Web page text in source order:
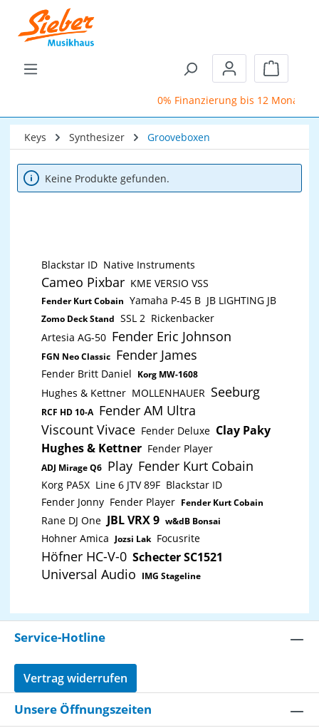
Zum Hauptinhalt springen
0% Finanzierung bis 12 Monate
Keys Synthesizer Grooveboxen
Keine Produkte gefunden.
Blackstar ID Native Instruments
Cameo Pixbar KME VERSIO VSS
Fender Kurt Cobain Yamaha P-45 B JB LIGHTING JB
Zomo Deck Stand SSL 2 Rickenbacker
Artesia AG-50 Fender Eric Johnson
FGN Neo Classic Fender James
Fender Britt Daniel Korg MW-1608
Hughes & Kettner MOLLENHAUER Seeburg
RCF HD 10-A Fender AM Ultra
Viscount Vivace Fender Deluxe Clay Paky
Hughes & Kettner Fender Player
ADJ Mirage Q6 Play Fender Kurt Cobain
Korg PA5X Line 6 JTV 89F Blackstar ID
Fender Jonny Fender Player Fender Kurt Cobain
Rane DJ One JBL VRX 9 w&dB Bonsai
Hohner Amica Jozsi Lak Focusrite
Höfner HC-V-0 Schecter SC1521
Universal Audio IMG Stageline
Service-Hotline
Vertrag widerrufen
Unsere Öffnungszeiten